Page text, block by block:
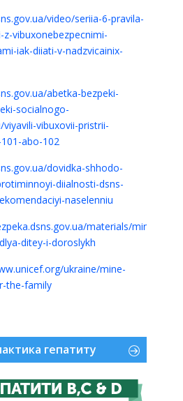
video/seriia-6-pravila-
z-vibuxonebezpecnimi-
iak-diiati-v-nadzvicainix-
abetka-bezpeki-
socialnogo-
vibuxovii-pristrii-
abo-102
dovidka-shhodo-
diialnosti-dsns-
naselenniu
materials/minna-
ditey-i-doroslykh
ukraine/mine-
the-family
гепатиту